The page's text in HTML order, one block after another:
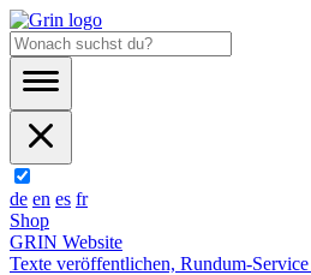
de en es fr
Shop
GRIN Website
Texte veröffentlichen, Rundum-Service